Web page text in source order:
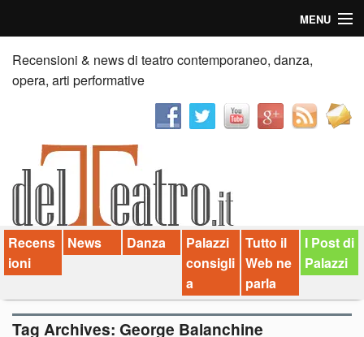
MENU
Home
Recensioni
News
Palazzi consiglia
Video
Chi siamo
Contatti
Recensioni & news di teatro contemporaneo, danza,
opera, arti performative
Recens
ioni
News Danza
Palazzi
consigli
a
Tutto il
Web ne
parla
I Post di
Palazzi
Tag Archives: George Balanchine